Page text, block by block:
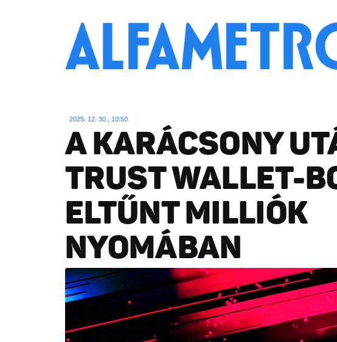
2025. 12. 30., 10:50
A KARÁCSONY
TRUST WALLET-
ELTŰNT MILLIÓK
NYOMÁBAN